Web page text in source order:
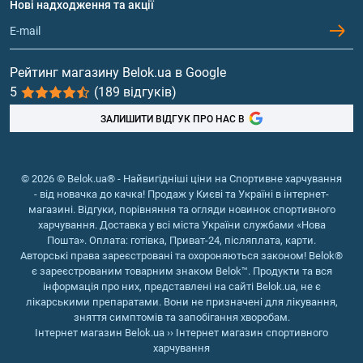
зміцнює імунітет. Поєднуючи регулярний прийом
ізоляту з тренувальним заняттями, можна досягти
швидкого набору м'язової маси.
Переваги ізоляту і його вплив на організм
Головним чином сироватковий протеїн застосовується
метаболічні процеси в клітинах м'язових тканин. А ще
ці органічні сполуки є цеглинами для відновлення
тканин і енергетичним джерелом для нормальної
життєдіяльності м'язів. Засвоєння речовини
відбувається швидко, сироватковий протеїн
гіпоалергенний, його рекомендують вживати навіть
тим спортсменам, що страждають непереносимістю
лактози (молочного цукру). Серед бодібілдерів ізолят
протеїну користується попитом, так як він активізує
анаболічні реакції та пригнічує катаболічні. Прийом
Обмін та повернення
Гейнери
Вітаміни та мінерали
Риб'ячий жир, жирні кислоти
Нові надходження та акції
Рейтинг магазину Belok.ua в Google
5
(189 відгуків)
ЗАЛИШИТИ ВІДГУК ПРО НАС В
© 2026 © Belok.ua® - Найвигідніші ціни на Спортивне харчування
- від новачка до качка! Продаж у Києві та Україні в інтернет-
магазині. Відгуки, порівняння та огляди новинок спортивного
харчування. Доставка у всі міста України службами «Нова
Пошта». Оплата: готівка, Приват-24, післяплата, карти.
Авторські права зареєстровані та охороняються законом! Belok®
є зареєстрованим товарним знаком Belok™. Продукти та вся
інформація про них, представлені на сайті Belok.ua, не є
лікарськими препаратами. Вони не призначені для лікування,
зняття симптомів та запобігання хворобам.
Інтернет магазин Belok.ua›› Інтернет магазин спортивного
харчування